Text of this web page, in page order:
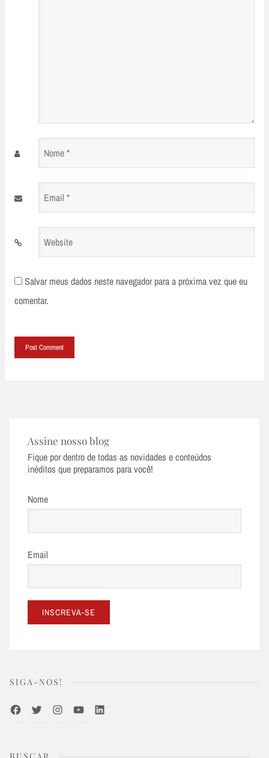
Nome
Email
Website
Salvar meus dados neste navegador para a próxima vez que eu
comentar.
Assine nosso blog
Fique por dentro de todas as novidades e conteúdos
inéditos que preparamos para você!
Nome
Email
SIGA-NOS!
FacebookTwitterInstagramYoutubeLinkedIn